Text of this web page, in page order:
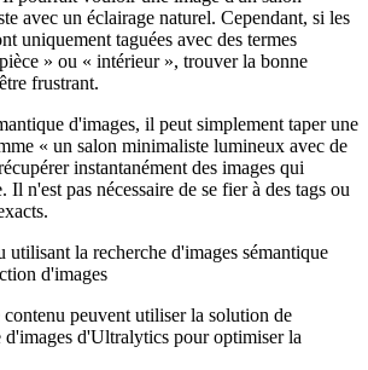
avec un éclairage naturel. Cependant, si les
uniquement taguées avec des termes
» ou « intérieur », trouver la bonne
frustrant.
d'images, il peut simplement taper une
« un salon minimaliste lumineux avec de
instantanément des images qui
Il n'est pas nécessaire de se fier à des tags ou
peuvent utiliser la solution de
d'images d'Ultralytics pour optimiser la